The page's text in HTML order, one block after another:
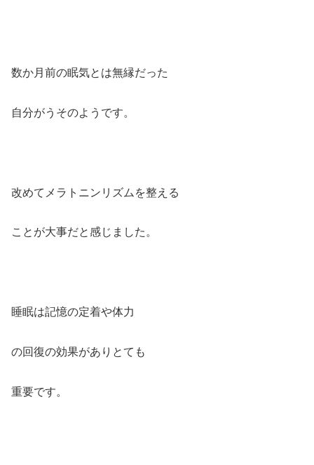
数か月前の眠気とは無縁だった
自分がうそのようです。
改めてメラトニンリズムを整える
ことが大事だと感じました。
睡眠は記憶の定着や体力
の回復の効果がありとても
重要です。